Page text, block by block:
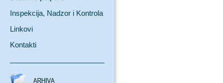
Inspekcija, Nadzor i Kontrola
Linkovi
Kontakti